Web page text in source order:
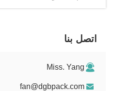
اتصل بنا
Miss. Yang
fan@dgbpack.com